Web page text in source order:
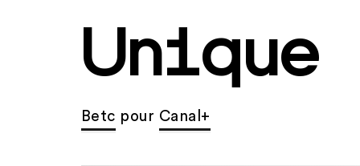
Un1que
Betc pour Canal+